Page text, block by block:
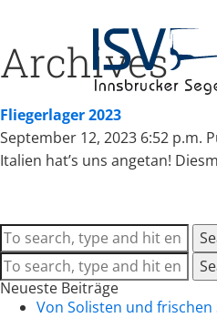
Archives
Fliegerlager 2023
September 12, 2023 6:52 p.m.
Italien hat’s uns angetan!
Neueste Beiträge
Von Solisten und